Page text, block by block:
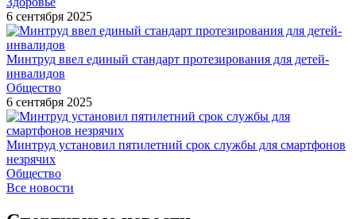
6 сентября 2025
Минтруд ввел единый стандарт протезирования для детей-
инвалидов
Общество
6 сентября 2025
Минтруд установил пятилетний срок службы для смартфонов
незрячих
Общество
Все новости